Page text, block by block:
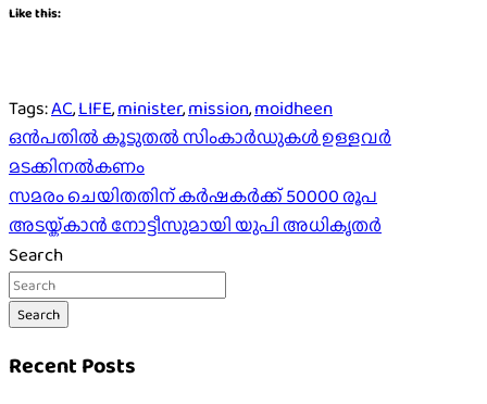
Like this:
Tags:AC,LIFE,minister,mission,moidheen
Post
navigation
ഒൻപതിൽ കൂടുതൽ സിംകാർഡുകൾ ഉള്ളവർ
മടക്കിനൽകണം
സമരം ചെയിതതിന് കര്‍ഷകര്‍ക്ക് 50000 രൂപ
അടയ്ക്കാന്‍ നോട്ടീസുമായി യുപി അധികൃതര്‍
Search
Search
Recent Posts